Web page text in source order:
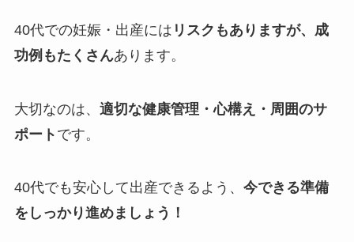
40代での妊娠・出産には リスクもありますが、成
功例もたくさんあります。
大切なのは、 適切な健康管理・心構え・周囲のサ
ポート です。
40代でも安心して出産できるよう、 今できる準備
をしっかり進めましょう！